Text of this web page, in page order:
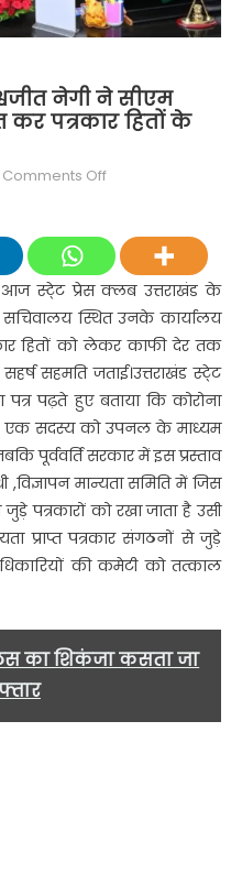
नेगी ने सीएम
पत्रकार हितों के
Comments Offon
क्लब
के
अध्यक्ष
विश्वजीत
नेगी
ने
सीएम
पुष्कर
सिंह
धामी
से
मुलाकात
कर
पत्रकार
के
लिए
आज स्टे्ट प्रेस क्लब उत्तराखंड के
सचिवालय स्थित उनके कार्यालय
हितों को लेकर काफी देर तक
सहमति जताई।उत्तराखंड स्टे्ट
पढ़ते हुए बताया कि कोरोना
एक सदस्य को उपनल के माध्यम
पूर्ववर्ति सरकार में इस प्रस्ताव
मान्यता समिति में जिस
जुड़े पत्रकारों को रखा जाता है उसी
प्राप्त पत्रकार संगठनों से जुड़े
की कमेटी को तत्काल
का शिकंजा कसता जा